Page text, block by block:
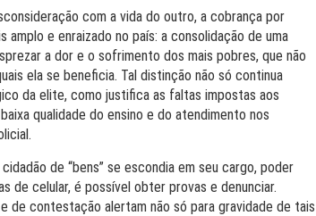
com a vida do outro, a cobrança por
e enraizado no país: a consolidação de uma
a dor e o sofrimento dos mais pobres, que não
ela se beneficia. Tal distinção não só continua
da elite, como justifica as faltas impostas aos
qualidade do ensino e do atendimento nos
de “bens” se escondia em seu cargo, poder
de celular, é possível obter provas e denunciar.
de contestação alertam não só para gravidade de tais